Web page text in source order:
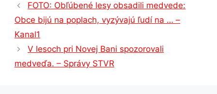
FOTO: Obľúbené lesy obsadili medvede:
Obce bijú na poplach, vyzývajú ľudí na … –
Kanal1
V lesoch pri Novej Bani spozorovali
medveďa. – Správy STVR